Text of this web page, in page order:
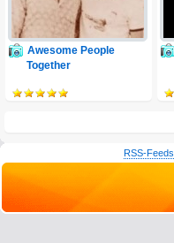
Awesome People
Together
RSS-Feeds